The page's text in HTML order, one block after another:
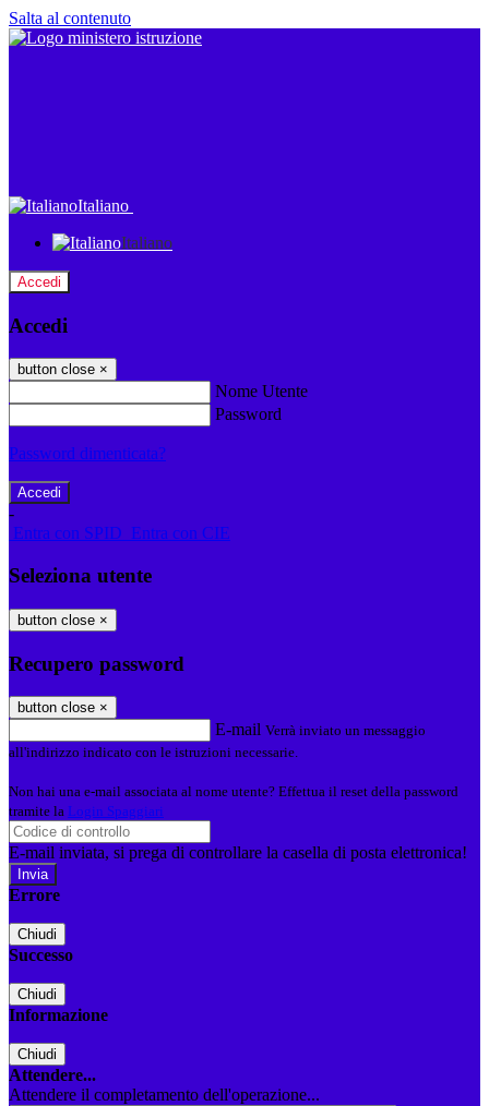
Salta al contenuto
Italiano
Italiano
Accedi
Accedi
button close ×
Nome Utente
Password
Password dimenticata?
-
Entra con SPID Entra con CIE
Seleziona utente
button close ×
Recupero password
button close ×
E-mail Verrà inviato un messaggio
all'indirizzo indicato con le istruzioni necessarie.
Non hai una e-mail associata al nome utente? Effettua il reset della password
tramite la Login Spaggiari
E-mail inviata, si prega di controllare la casella di posta elettronica!
Errore
Chiudi
Successo
Chiudi
Informazione
Chiudi
Attendere...
Attendere il completamento dell'operazione...